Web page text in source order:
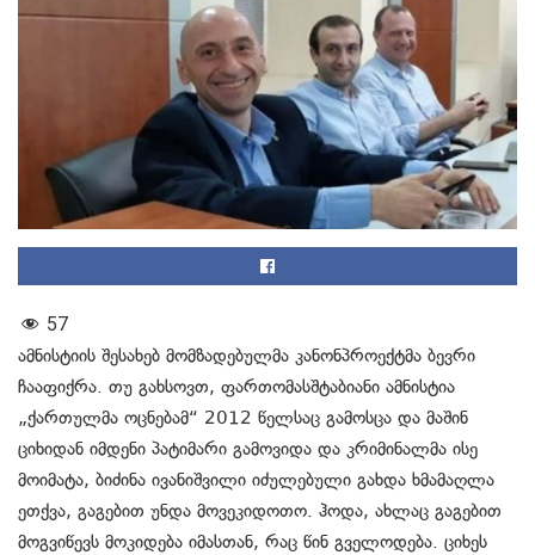
57
ამნისტიის შესახებ მომზადებულმა კანონპროექტმა ბევრი
ჩააფიქრა. თუ გახსოვთ, ფართომასშტაბიანი ამნისტია
„ქართულმა ოცნებამ“ 2012 წელსაც გამოსცა და მაშინ
ციხიდან იმდენი პატიმარი გამოვიდა და კრიმინალმა ისე
მოიმატა, ბიძინა ივანიშვილი იძულებული გახდა ხმამაღლა
ეთქვა, გაგებით უნდა მოვეკიდოთო. ჰოდა, ახლაც გაგებით
მოგვიწევს მოკიდება იმასთან, რაც წინ გველოდება. ციხეს